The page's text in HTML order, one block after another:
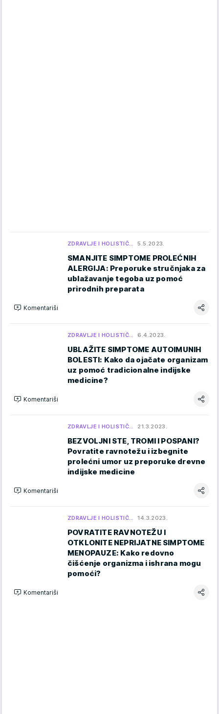
ZDRAVLJE I HOLISTIČ… 5.5.2023.
SMANJITE SIMPTOME PROLEĆNIH
ALERGIJA: Preporuke stručnjaka za
ublažavanje tegoba uz pomoć
prirodnih preparata
Komentariši
ZDRAVLJE I HOLISTIČ… 6.4.2023.
UBLAŽITE SIMPTOME AUTOIMUNIH
BOLESTI: Kako da ojačate organizam
uz pomoć tradicionalne indijske
medicine?
Komentariši
ZDRAVLJE I HOLISTIČ… 21.3.2023.
BEZVOLJNI STE, TROMI I POSPANI?
Povratite ravnotežu i izbegnite
prolećni umor uz preporuke drevne
indijske medicine
Komentariši
ZDRAVLJE I HOLISTIČ… 14.3.2023.
POVRATITE RAVNOTEŽU I
OTKLONITE NEPRIJATNE SIMPTOME
MENOPAUZE: Kako redovno
čišćenje organizma i ishrana mogu
pomoći?
Komentariši